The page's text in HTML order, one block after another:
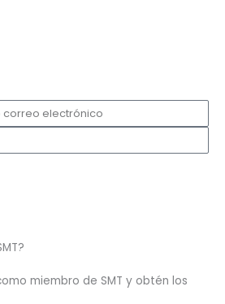
miembro de SMT y obtén los